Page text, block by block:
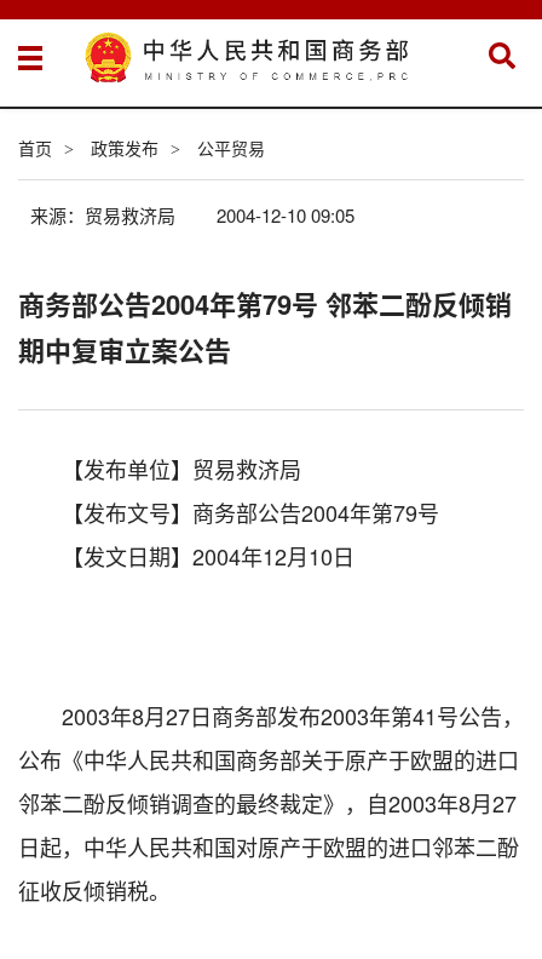
首页 > 政策发布 > 公平贸易
来源：贸易救济局 2004-12-10 09:05
商务部公告2004年第79号 邻苯二酚反倾销
期中复审立案公告
【发布单位】贸易救济局
【发布文号】商务部公告2004年第79号
【发文日期】2004年12月10日
2003年8月27日商务部发布2003年第41号公告，
公布《中华人民共和国商务部关于原产于欧盟的进口
邻苯二酚反倾销调查的最终裁定》，自2003年8月27
日起，中华人民共和国对原产于欧盟的进口邻苯二酚
征收反倾销税。